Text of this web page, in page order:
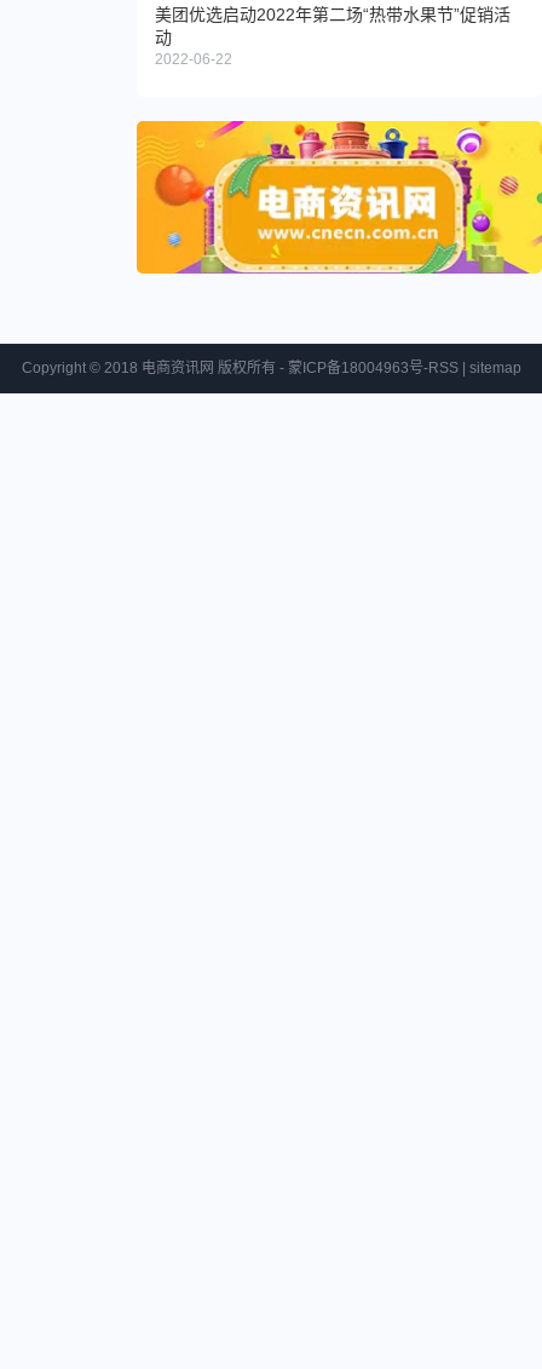
美团优选启动2022年第二场“热带水果节”促销活
动
2022-06-22
Copyright © 2018 电商资讯网 版权所有 - 蒙ICP备18004963号-RSS| sitemap